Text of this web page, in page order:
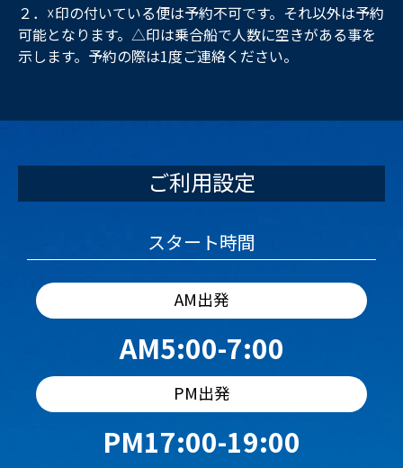
２．☓印の付いている便は予約不可です。それ以外は予約
可能となります。△印は乗合船で人数に空きがある事を
示します。予約の際は1度ご連絡ください。
ご利用設定
スタート時間
AM出発
AM5:00-7:00
PM出発
PM17:00-19:00